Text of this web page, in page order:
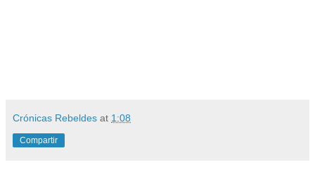
Crónicas Rebeldes at 1:08
Compartir